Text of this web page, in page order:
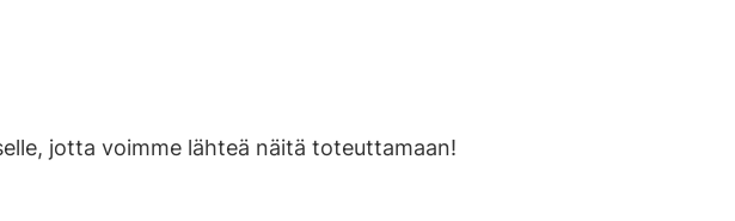
jotta voimme lähteä näitä toteuttamaan!